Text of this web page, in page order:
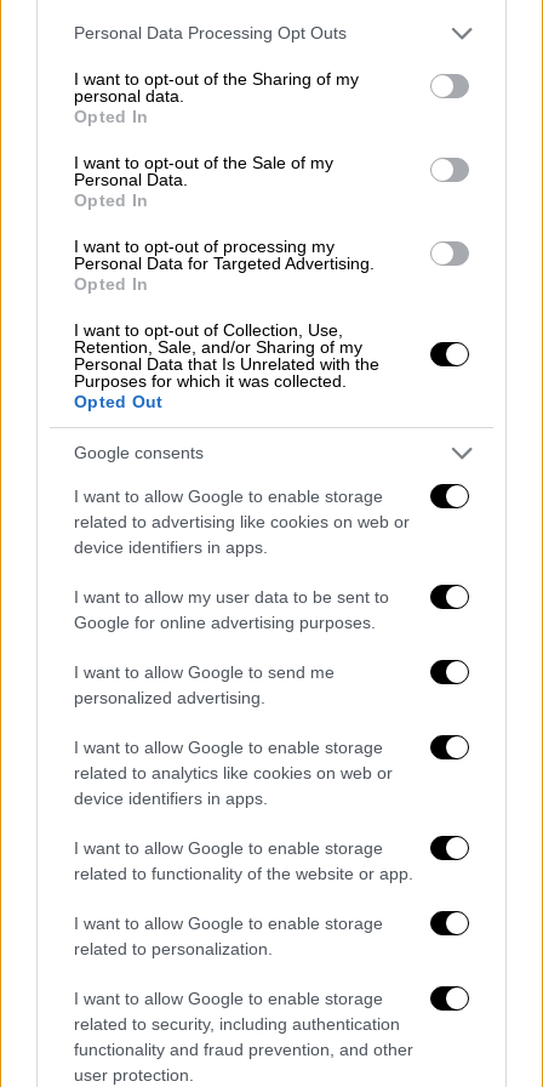
Please note that this website/app uses one or more Google
not limited to your visit or usage behaviour. You may click to
grant or deny consent to Google and its third-party tags to
use your data for below specified purposes in below Google
consent section.
Personal Data Processing Opt Outs
I want to opt-out of the Sharing of my
personal data.
Opted In
I want to opt-out of the Sale of my
Personal Data.
Opted In
I want to opt-out of processing my
Personal Data for Targeted Advertising.
Opted In
I want to opt-out of Collection, Use,
Retention, Sale, and/or Sharing of my
Personal Data that Is Unrelated with the
Purposes for which it was collected.
Opted Out
Google consents
I want to allow Google to enable storage
related to advertising like cookies on web or
device identifiers in apps.
I want to allow my user data to be sent to
Google for online advertising purposes.
I want to allow Google to send me
personalized advertising.
I want to allow Google to enable storage
related to analytics like cookies on web or
device identifiers in apps.
I want to allow Google to enable storage
related to functionality of the website or app.
I want to allow Google to enable storage
related to personalization.
I want to allow Google to enable storage
related to security, including authentication
functionality and fraud prevention, and other
user protection.
υποστήριξε από την πλευρά της η
Γκάρμπερ. Και μπορεί η Αμερικανίδα
πρέσβης σε συνέντευξη Τύπου να επιχείρησε
να αποσυνδέσει την κίνηση αυτή με τις
ενέργειες της Τουρκίας, ωστόσο έμπειροι
«Δείχνει την αλλαγή των Ηνωμένων
Πολιτειών και είναι μήνυμα στον
κυρίως. Δηλαδή, ότι έχει προβλήματα με τη
Δύση και κυρίως με το αμερικανικό
Κογκρέσο» σημειώνει ο
πολιτικής Χριστόφορος Γιαλλουρίδης,
μιλώντας στο Open TV. «Είναι ένα πολύ
ισχυρό, ένα πανίσχυρο μήνυμα προς την
Τουρκία, ότι η αμερικανική εξωτερική
πολιτική ξέρει καταλαβαίνει και δείχνει με
τον πιο παραστατικό τρόπο ποιος είναι
αυτός που δημιουργεί προβλήματα στην
στο Ανοιχτό Κανάλι ο καθηγητής Διεθνών
Σχέσεων του Παντείου Πανεπιστημίου,
Κώστας Υφαντής.
Η ιστορική αμερικανική απόφαση αφορά τα
ενός έτους. «Μη θανατηφόρα όπλα
χρησιμοποιούν συνήθως οι αστυνομικές
δυνάμεις, οι δυνάμεις καταστολής. Η
κυπριακή Δημοκρατία θα πρέπει να ζητήσει
διευκρινίσεις. Μήπως εννοούν άλλα μέσα,
δηλαδή οχήματα, κράνη. Μπορούσε να τα
προμηθευτεί αυτά και προηγουμένως. Ήδη η
κυπριακή Δημοκρατία χρησιμοποιεί